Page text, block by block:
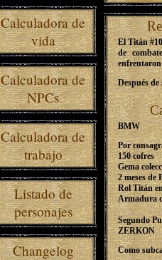
Calculadora de
vida
Calculadora de
NPCs
Calculadora de
trabajo
Listado de
personajes
Changelog
El Titán
de
Después
BMW
Por
150 cofres
Gema
2 meses de
Rol Titán
Armadura
Segundo
ZERKON
Como